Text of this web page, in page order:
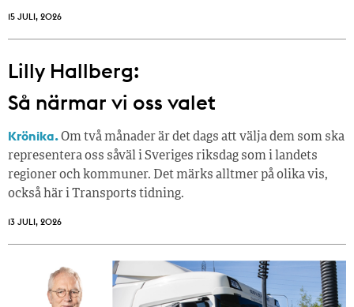
15 JULI, 2026
Lilly Hallberg:
Så närmar vi oss valet
Krönika.Om två månader är det dags att välja dem som ska
representera oss såväl i Sveriges riksdag som i landets
regioner och kommuner. Det märks alltmer på olika vis,
också här i Transports tidning.
13 JULI, 2026